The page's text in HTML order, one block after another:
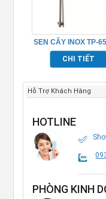
SEN CÂY INOX TP-
CHI TIẾT
Hỗ Trợ Khách Hàng
HOTLINE
PHÒNG KINH